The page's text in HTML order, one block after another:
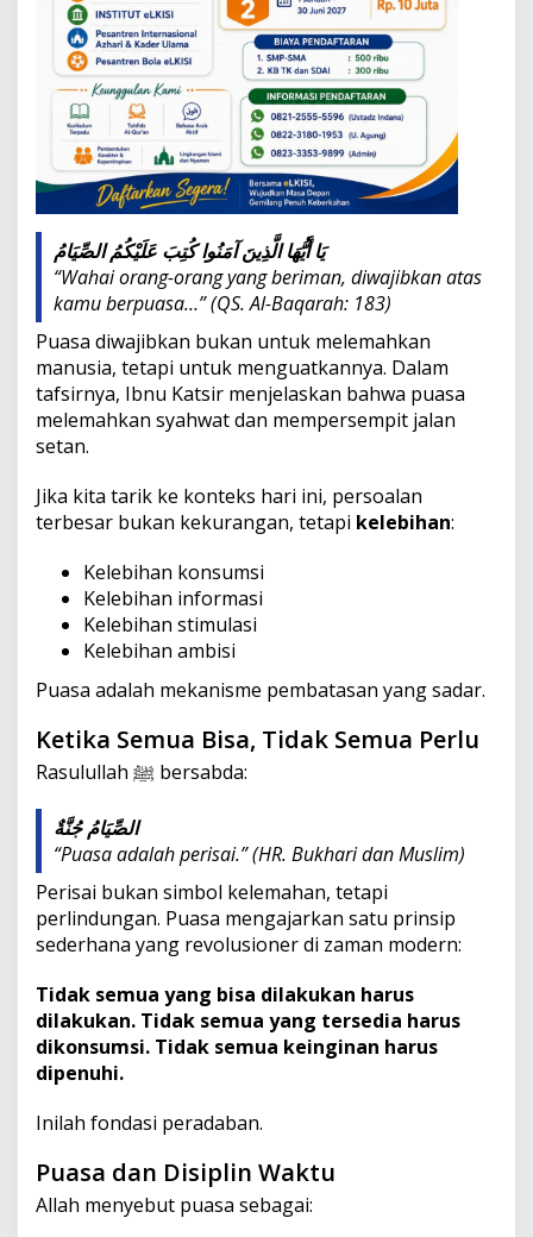
P
u
a
s
a
يَا أَيُّهَا الَّذِينَ آمَنُوا كُتِبَ عَلَيْكُمُ الصِّيَامُ
“Wahai orang-orang yang beriman, diwajibkan atas
kamu berpuasa…”(QS. Al-Baqarah: 183)
Puasa diwajibkan bukan untuk melemahkan
manusia, tetapi untuk menguatkannya. Dalam
tafsirnya, Ibnu Katsir menjelaskan bahwa puasa
melemahkan syahwat dan mempersempit jalan
setan.
Jika kita tarik ke konteks hari ini, persoalan
terbesar bukan kekurangan, tetapi kelebihan:
Kelebihan konsumsi
Kelebihan informasi
Kelebihan stimulasi
Kelebihan ambisi
Puasa adalah mekanisme pembatasan yang sadar.
Ketika Semua Bisa, Tidak Semua Perlu
Rasulullah ﷺ bersabda:
الصِّيَامُ جُنَّةٌ
“Puasa adalah perisai.”(HR. Bukhari dan Muslim)
Perisai bukan simbol kelemahan, tetapi
perlindungan. Puasa mengajarkan satu prinsip
sederhana yang revolusioner di zaman modern:
Tidak semua yang bisa dilakukan harus
dilakukan. Tidak semua yang tersedia harus
dikonsumsi. Tidak semua keinginan harus
dipenuhi.
Inilah fondasi peradaban.
Puasa dan Disiplin Waktu
Allah menyebut puasa sebagai: